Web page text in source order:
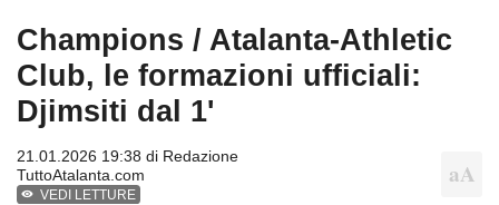
Champions / Atalanta-Athletic
Club, le formazioni ufficiali:
Djimsiti dal 1'
21.01.2026 19:38 di Redazione
TuttoAtalanta.com
VEDI LETTURE